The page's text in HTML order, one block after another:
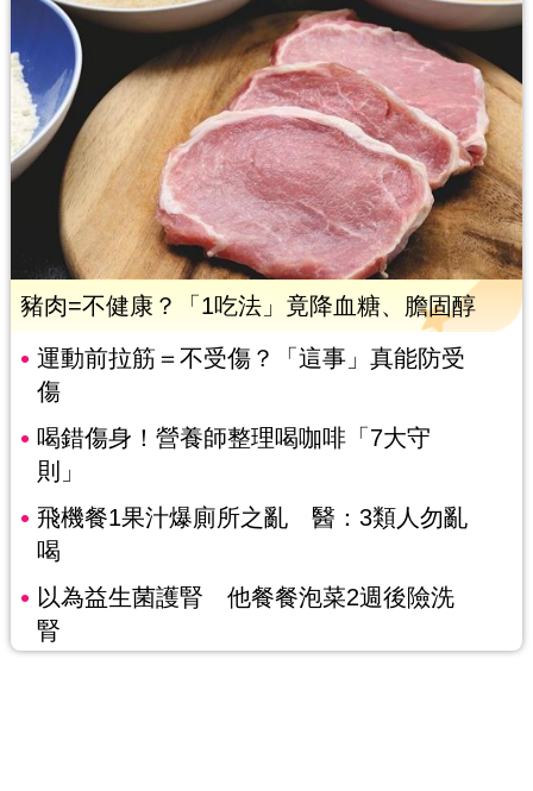
豬肉=不健康？「1吃法」竟降血糖、膽固醇
運動前拉筋＝不受傷？「這事」真能防受
傷
喝錯傷身！營養師整理喝咖啡「7大守
則」
飛機餐1果汁爆廁所之亂 醫：3類人勿亂
喝
以為益生菌護腎 他餐餐泡菜2週後險洗
腎